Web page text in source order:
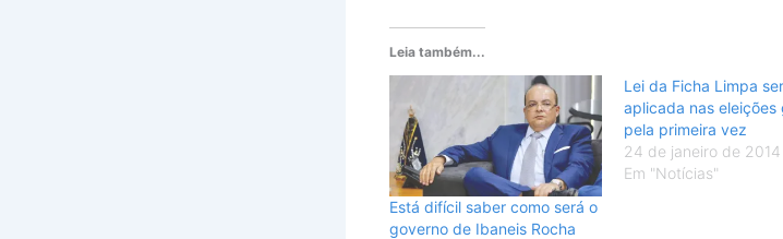
Leia também...
Está difícil saber como será o
governo de Ibaneis Rocha
Lei da Ficha Limpa
aplicada nas eleições
pela primeira vez
24 de janeiro de 2014
Em "Notícias"